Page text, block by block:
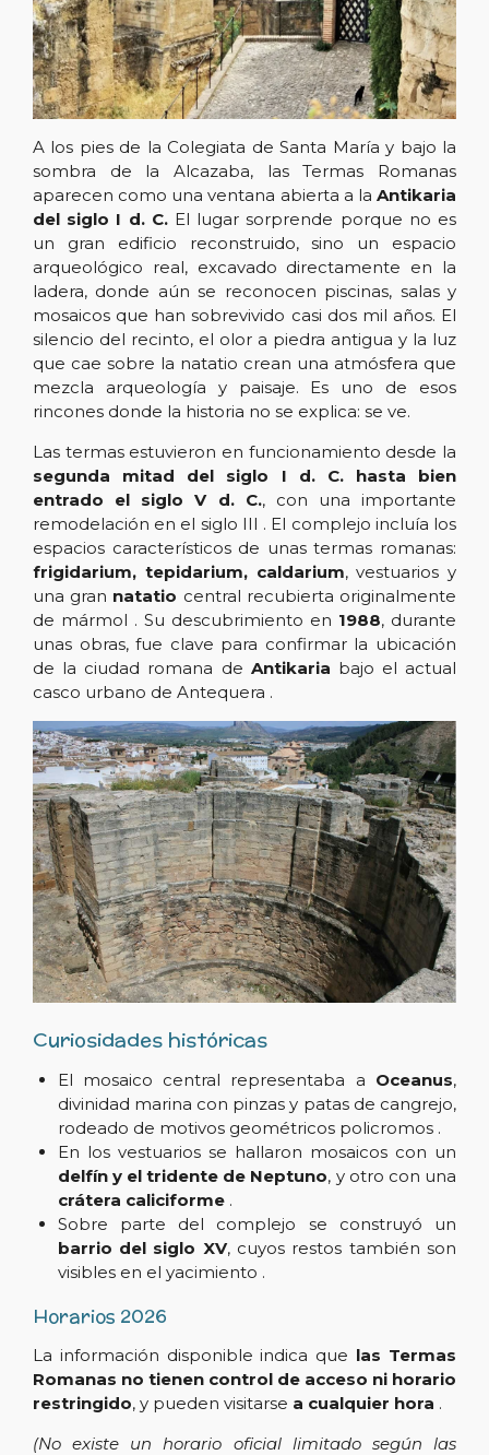
A los pies de la Colegiata de Santa María y bajo la
sombra de la Alcazaba, las Termas Romanas
aparecen como una ventana abierta a la Antikaria
del siglo I d. C.El lugar sorprende porque no es
un gran edificio reconstruido, sino un espacio
arqueológico real, excavado directamente en la
ladera, donde aún se reconocen piscinas, salas y
mosaicos que han sobrevivido casi dos mil años. El
silencio del recinto, el olor a piedra antigua y la luz
que cae sobre la natatio crean una atmósfera que
mezcla arqueología y paisaje. Es uno de esos
rincones donde la historia no se explica: se ve.
Las termas estuvieron en funcionamiento desde la
segunda mitad del siglo I d. C. hasta bien
entrado el siglo V d. C., con una importante
remodelación en el siglo III . El complejo incluía los
espacios característicos de unas termas romanas:
frigidarium, tepidarium, caldarium, vestuarios y
una gran natatio central recubierta originalmente
de mármol . Su descubrimiento en 1988, durante
unas obras, fue clave para confirmar la ubicación
de la ciudad romana de Antikaria bajo el actual
casco urbano de Antequera .
Curiosidades históricas
El mosaico central representaba a Oceanus,
divinidad marina con pinzas y patas de cangrejo,
rodeado de motivos geométricos policromos .
En los vestuarios se hallaron mosaicos con un
delfín y el tridente de Neptuno, y otro con una
crátera caliciforme.
Sobre parte del complejo se construyó un
barrio del siglo XV, cuyos restos también son
visibles en el yacimiento .
Horarios 2026
La información disponible indica que las Termas
Romanas no tienen control de acceso ni horario
restringido, y pueden visitarse a cualquier hora .
(No existe un horario oficial limitado según las